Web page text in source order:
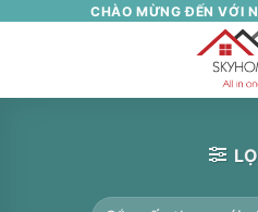
CHÀO MỪNG ĐẾN VỚI